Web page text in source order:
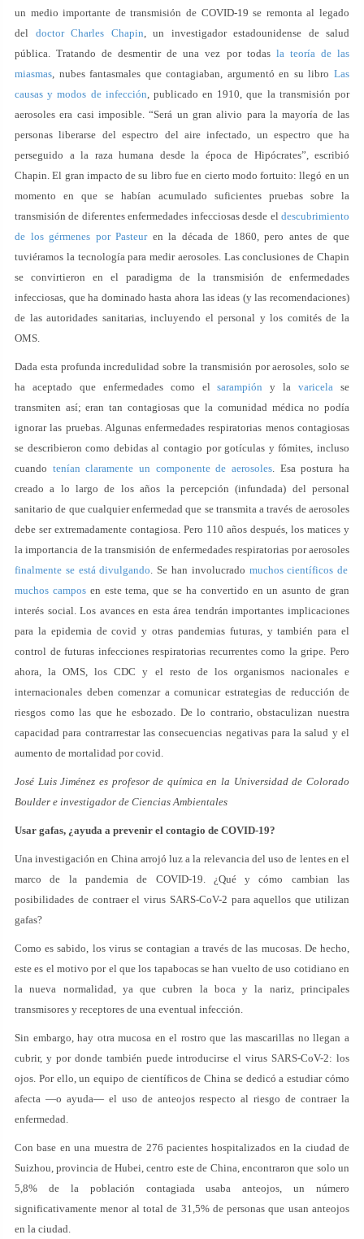
un medio importante de transmisión de COVID-19 se remonta al legado
del doctor Charles Chapin, un investigador estadounidense de salud
pública. Tratando de desmentir de una vez por todas la teoría de las
miasmas, nubes fantasmales que contagiaban, argumentó en su libro Las
causas y modos de infección, publicado en 1910, que la transmisión por
aerosoles era casi imposible. “Será un gran alivio para la mayoría de las
personas liberarse del espectro del aire infectado, un espectro que ha
perseguido a la raza humana desde la época de Hipócrates”, escribió
Chapin. El gran impacto de su libro fue en cierto modo fortuito: llegó en un
momento en que se habían acumulado suficientes pruebas sobre la
transmisión de diferentes enfermedades infecciosas desde el descubrimiento
de los gérmenes por Pasteuren la década de 1860, pero antes de que
tuviéramos la tecnología para medir aerosoles. Las conclusiones de Chapin
se convirtieron en el paradigma de la transmisión de enfermedades
infecciosas, que ha dominado hasta ahora las ideas (y las recomendaciones)
de las autoridades sanitarias, incluyendo el personal y los comités de la
OMS.
Dada esta profunda incredulidad sobre la transmisión por aerosoles, solo se
ha aceptado que enfermedades como elsarampión y lavaricela se
transmiten así; eran tan contagiosas que la comunidad médica no podía
ignorar las pruebas. Algunas enfermedades respiratorias menos contagiosas
se describieron como debidas al contagio por gotículas y fómites, incluso
cuando tenían claramente un componente de aerosoles. Esa postura ha
creado a lo largo de los años la percepción (infundada) del personal
sanitario de que cualquier enfermedad que se transmita a través de aerosoles
debe ser extremadamente contagiosa. Pero 110 años después, los matices y
la importancia de la transmisión de enfermedades respiratorias por aerosoles
finalmente se está divulgando. Se han involucrado muchos científicos de
muchos camposen este tema, que se ha convertido en un asunto de gran
interés social. Los avances en esta área tendrán importantes implicaciones
para la epidemia de covid y otras pandemias futuras, y también para el
control de futuras infecciones respiratorias recurrentes como la gripe. Pero
ahora, la OMS, los CDC y el resto de los organismos nacionales e
internacionales deben comenzar a comunicar estrategias de reducción de
riesgos como las que he esbozado. De lo contrario, obstaculizan nuestra
capacidad para contrarrestar las consecuencias negativas para la salud y el
aumento de mortalidad por covid.
José Luis Jiménez es profesor de química en la Universidad de Colorado
Boulder e investigador de Ciencias Ambientales
Usar gafas, ¿ayuda a prevenir el contagio de COVID-19?
Una investigación en China arrojó luz a la relevancia del uso de lentes en el
marco de la pandemia de COVID-19. ¿Qué y cómo cambian las
posibilidades de contraer el virus SARS-CoV-2 para aquellos que utilizan
gafas?
Como es sabido, los virus se contagian a través de las mucosas. De hecho,
este es el motivo por el que los tapabocas se han vuelto de uso cotidiano en
la nueva normalidad, ya que cubren la boca y la nariz, principales
transmisores y receptores de una eventual infección.
Sin embargo, hay otra mucosa en el rostro que las mascarillas no llegan a
cubrir, y por donde también puede introducirse el virus SARS-CoV-2: los
ojos. Por ello, un equipo de científicos de China se dedicó a estudiar cómo
afecta —o ayuda— el uso de anteojos respecto al riesgo de contraer la
enfermedad.
Con base en una muestra de 276 pacientes hospitalizados en la ciudad de
Suizhou, provincia de Hubei, centro este de China, encontraron que solo un
5,8% de la población contagiada usaba anteojos, un número
significativamente menor al total de 31,5% de personas que usan anteojos
en la ciudad.